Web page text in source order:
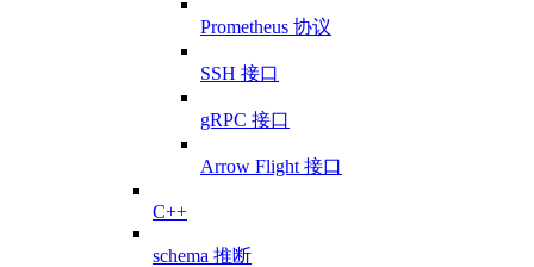
Prometheus 协议
SSH 接口
gRPC 接口
Arrow Flight 接口
C++
schema 推断